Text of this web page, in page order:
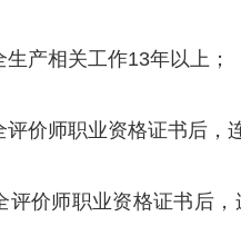
产相关工作13年以上；
价师职业资格证书后，
评价师职业资格证书后